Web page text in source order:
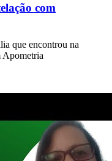
com
que encontrou na
Apometria